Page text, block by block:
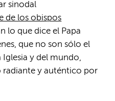
sinodal
de los obispos
lo que dice el Papa
que no son sólo el
Iglesia y del mundo,
radiante y auténtico por